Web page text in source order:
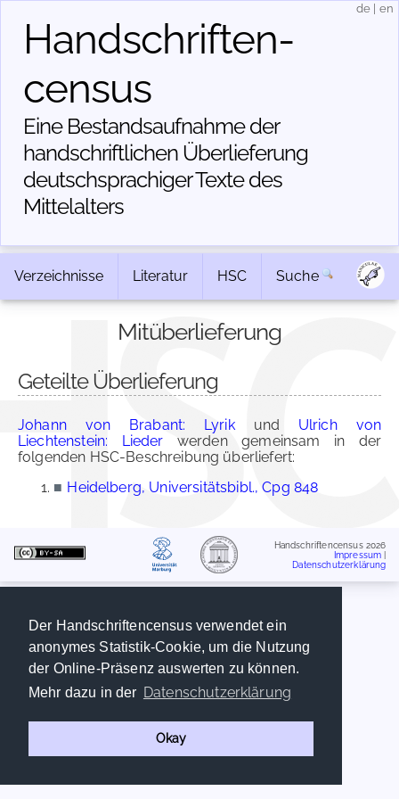
Der Handschriftencensus verwendet ein
anonymes Statistik-Cookie, um die Nutzung
der Online-Präsenz auswerten zu können.
Mehr dazu in der Datenschutzerklärung
Okay
Handschriften­
census
Eine Bestandsaufnahme der
handschriftlichen Über­lieferung
deutschsprachiger Texte des
Mittelalters
de en
Verzeichnisse Literatur HSC Suche
Mitüberlieferung
Geteilte Überlieferung
Johann von Brabant: Lyrikund Ulrich von
Liechtenstein: Lieder werden gemeinsam in der
folgenden HSC-Beschreibung überliefert:
■ Heidelberg, Universitätsbibl., Cpg 848
Handschriftencensus 2026
Impressum
Datenschutzerklärung